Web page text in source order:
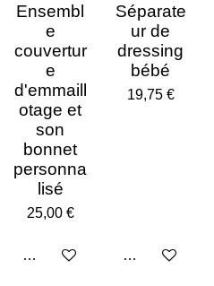
Ensembl
e
couvertur
e
d'emmaill
otage et
son
bonnet
personna
lisé
25,00 €
Voir les détails
Séparate
ur de
dressing
bébé
19,75 €
Ajouter au